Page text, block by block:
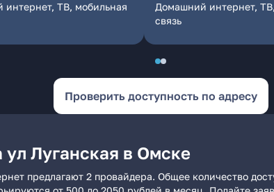
ТВ, мобильная
Домашний интернет,
связь
Проверить доступность по адресу
Луганская в Омске
предлагают 2 провайдера. Общее количество